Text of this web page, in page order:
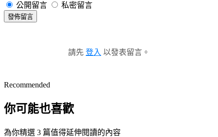
公開留言 私密留言
發佈留言
請先 登入 以發表留言。
Recommended
你可能也喜歡
為你精選 3 篇值得延伸閱讀的內容